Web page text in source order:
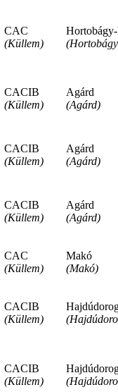
CAC
(Küllem)
CACIB
(Küllem)
Agárd
(Agárd)
CACIB
(Küllem)
Agárd
(Agárd)
CACIB
(Küllem)
Agárd
(Agárd)
CAC
(Küllem)
Makó
(Makó)
CACIB
(Küllem)
CACIB
(Küllem)